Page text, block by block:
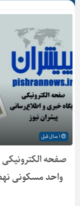
واحد مسکونی